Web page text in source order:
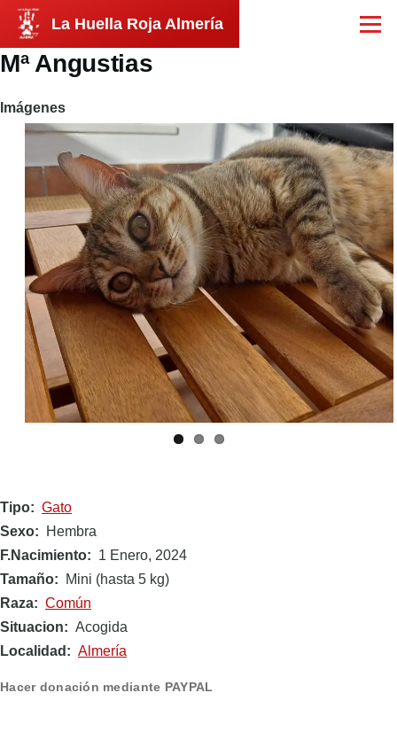
Pasar al contenido principal
La Huella Roja Almería Menú
Mª Angustias
Imágenes
Tipo
Gato
Sexo
Hembra
F.Nacimiento
1 Enero, 2024
Tamaño
Mini (hasta 5 kg)
Raza
Común
Situacion
Acogida
Localidad
Almería
Hacer donación mediante PAYPAL